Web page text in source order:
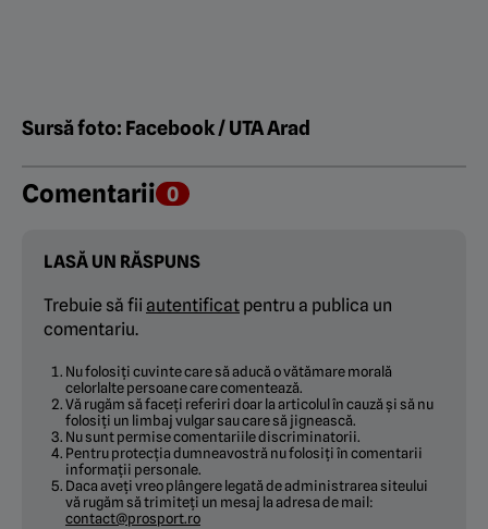
Sursă foto: Facebook / UTA Arad
Comentarii 0
LASĂ UN RĂSPUNS
Trebuie să fii autentificat pentru a publica un
comentariu.
Nu folosiți cuvinte care să aducă o vătămare morală
celorlalte persoane care comentează.
Vă rugăm să faceți referiri doar la articolul în cauză și să nu
folosiți un limbaj vulgar sau care să jignească.
Nu sunt permise comentariile discriminatorii.
Pentru protecția dumneavostră nu folosiți în comentarii
informații personale.
Daca aveți vreo plângere legată de administrarea siteului
vă rugăm să trimiteți un mesaj la adresa de mail:
contact@prosport.ro